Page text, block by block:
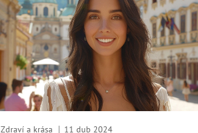
Zdraví a krása 11 dub 2024